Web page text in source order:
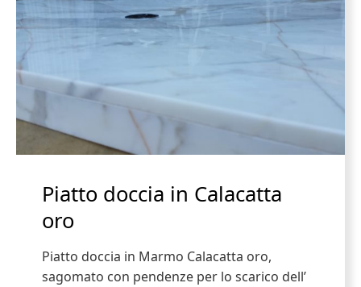
Piatto doccia in Calacatta
oro
Piatto doccia in Marmo Calacatta oro,
sagomato con pendenze per lo scarico dell’